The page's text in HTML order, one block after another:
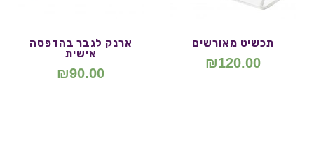
תכשיט מאורשים
₪120.00
ארנק לגבר בהדפסה
אישית
₪90.00